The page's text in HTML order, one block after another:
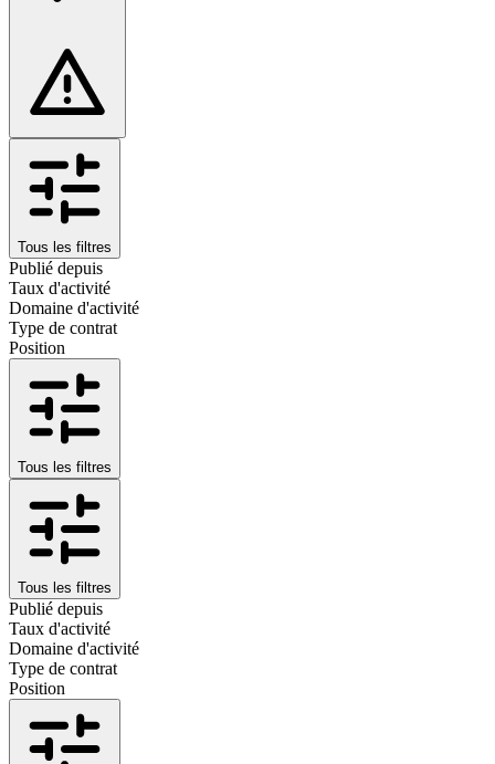
Tous les filtres
Publié depuis
Taux d'activité
Domaine d'activité
Type de contrat
Position
Tous les filtres
Tous les filtres
Publié depuis
Taux d'activité
Domaine d'activité
Type de contrat
Position